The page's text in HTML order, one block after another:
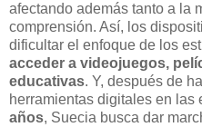
afectando además tanto a la
comprensión. Así, los
dificultar el enfoque de los
acceder a videojuegos,
educativas. Y, después de
herramientas digitales en las
años, Suecia busca dar